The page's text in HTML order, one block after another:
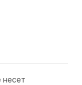
несет